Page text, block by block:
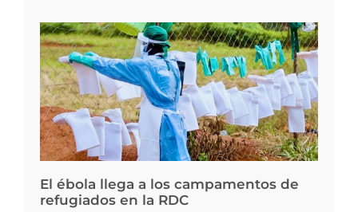
El ébola llega a los campamentos de
refugiados en la RDC